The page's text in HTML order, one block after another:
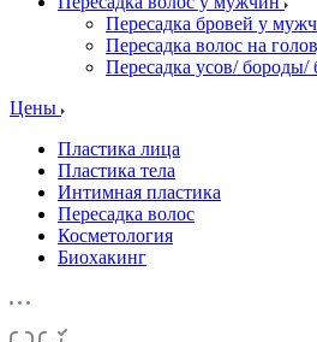
Пересадка бровей у
Пересадка волос на
Пересадка усов/ бороды/
Цены
Пластика лица
Пластика тела
Интимная пластика
Пересадка волос
Косметология
Биохакинг